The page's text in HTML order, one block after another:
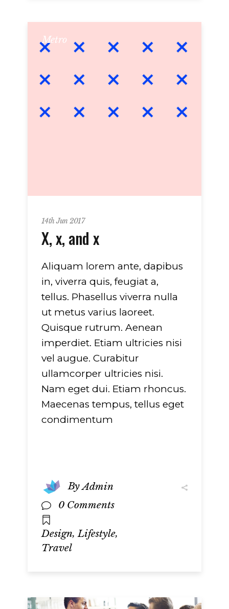
Metro
14th Jun 2017
X, x, and x
Aliquam lorem ante, dapibus
in, viverra quis, feugiat a,
tellus. Phasellus viverra nulla
ut metus varius laoreet.
Quisque rutrum. Aenean
imperdiet. Etiam ultricies nisi
vel augue. Curabitur
ullamcorper ultricies nisi.
Nam eget dui. Etiam rhoncus.
Maecenas tempus, tellus eget
condimentum
ByAdmin
0 Comments
Design, Lifestyle,
Travel